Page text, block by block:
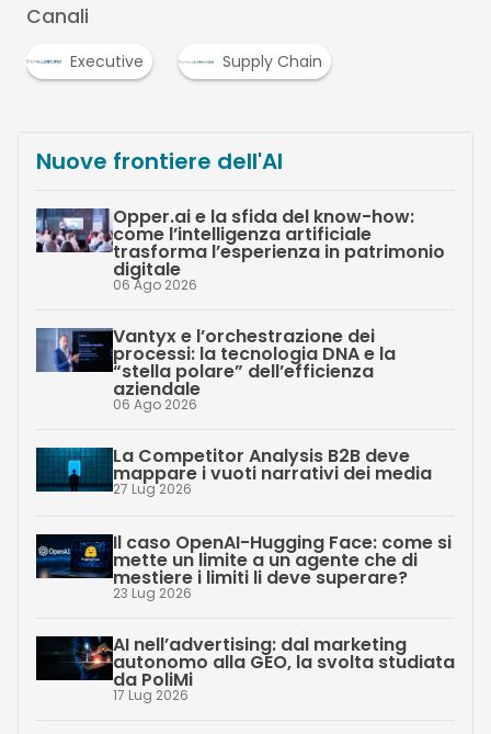
Canali
Executive Supply Chain
Nuove frontiere dell'AI
Opper.ai e la sfida del know-how:
come l’intelligenza artificiale
trasforma l’esperienza in patrimonio
digitale
06 Ago 2026
Vantyx e l’orchestrazione dei
processi: la tecnologia DNA e la
“stella polare” dell’efficienza
aziendale
06 Ago 2026
La Competitor Analysis B2B deve
mappare i vuoti narrativi dei media
27 Lug 2026
Il caso OpenAI-Hugging Face: come si
mette un limite a un agente che di
mestiere i limiti li deve superare?
23 Lug 2026
AI nell’advertising: dal marketing
autonomo alla GEO, la svolta studiata
da PoliMi
17 Lug 2026